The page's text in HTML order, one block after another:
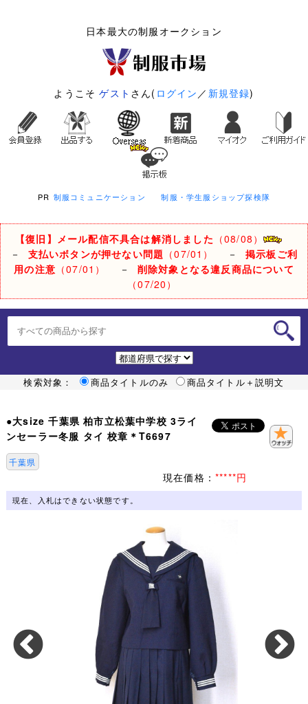
日本最大の制服オークション
ようこそゲスト さん( ログイン ／ 新規登録)
PR 制服コミュニケーション 制服・学生服ショップ探検隊
【復旧】メール配信不具合は解消しました （08/08）
－ 支払いボタンが押せない問題 （07/01） －掲示板ご利
用の注意 （07/01） － 削除対象となる違反商品について
（07/20）
検索対象： 商品タイトルのみ 商品タイトル＋説明文
●大size 千葉県 柏市立松葉中学校 3ライ
ンセーラー冬服 タイ 校章＊T6697
千葉県
現在価格： *****円
現在、入札はできない状態です。